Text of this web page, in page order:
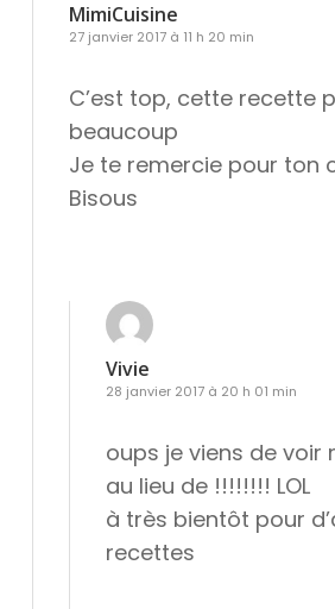
MimiCuisine
27 janvier 2017 à 11 h 20 min
C’est top, cette recette
beaucoup
Je te remercie pour ton
Bisous
Vivie
28 janvier 2017 à 20 h 01 min
oups je viens de voir
au lieu de !!!!!!!! LOL
à très bientôt pour
recettes